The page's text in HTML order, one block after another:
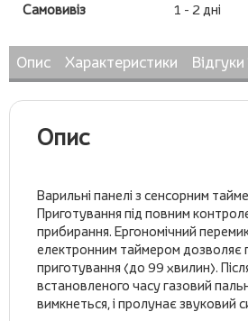
Самовивіз 1 - 2 дні
Опис Характеристики Відгуки
Опис
Варильні панелі з сенсорним
Приготування під повним
прибирання. Ергономічний
електронним таймером дозволяє
приготування (до 99 хвилин).
встановленого часу газовий
вимкнеться, і пролунає звуковий